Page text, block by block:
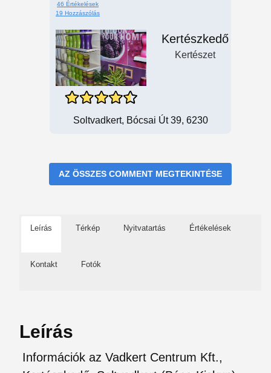
46 Értékelések
19 Hozzászólás
Kertészkedő
Kertészet
Soltvadkert, Bócsai Út 39, 6230
AZ ÖSSZES COMMENT MEGTEKINTÉSE
Leírás Térkép Nyitvatartás Értékelések
Kontakt Fotók
Leírás
Információk az Vadkert Centrum Kft.,